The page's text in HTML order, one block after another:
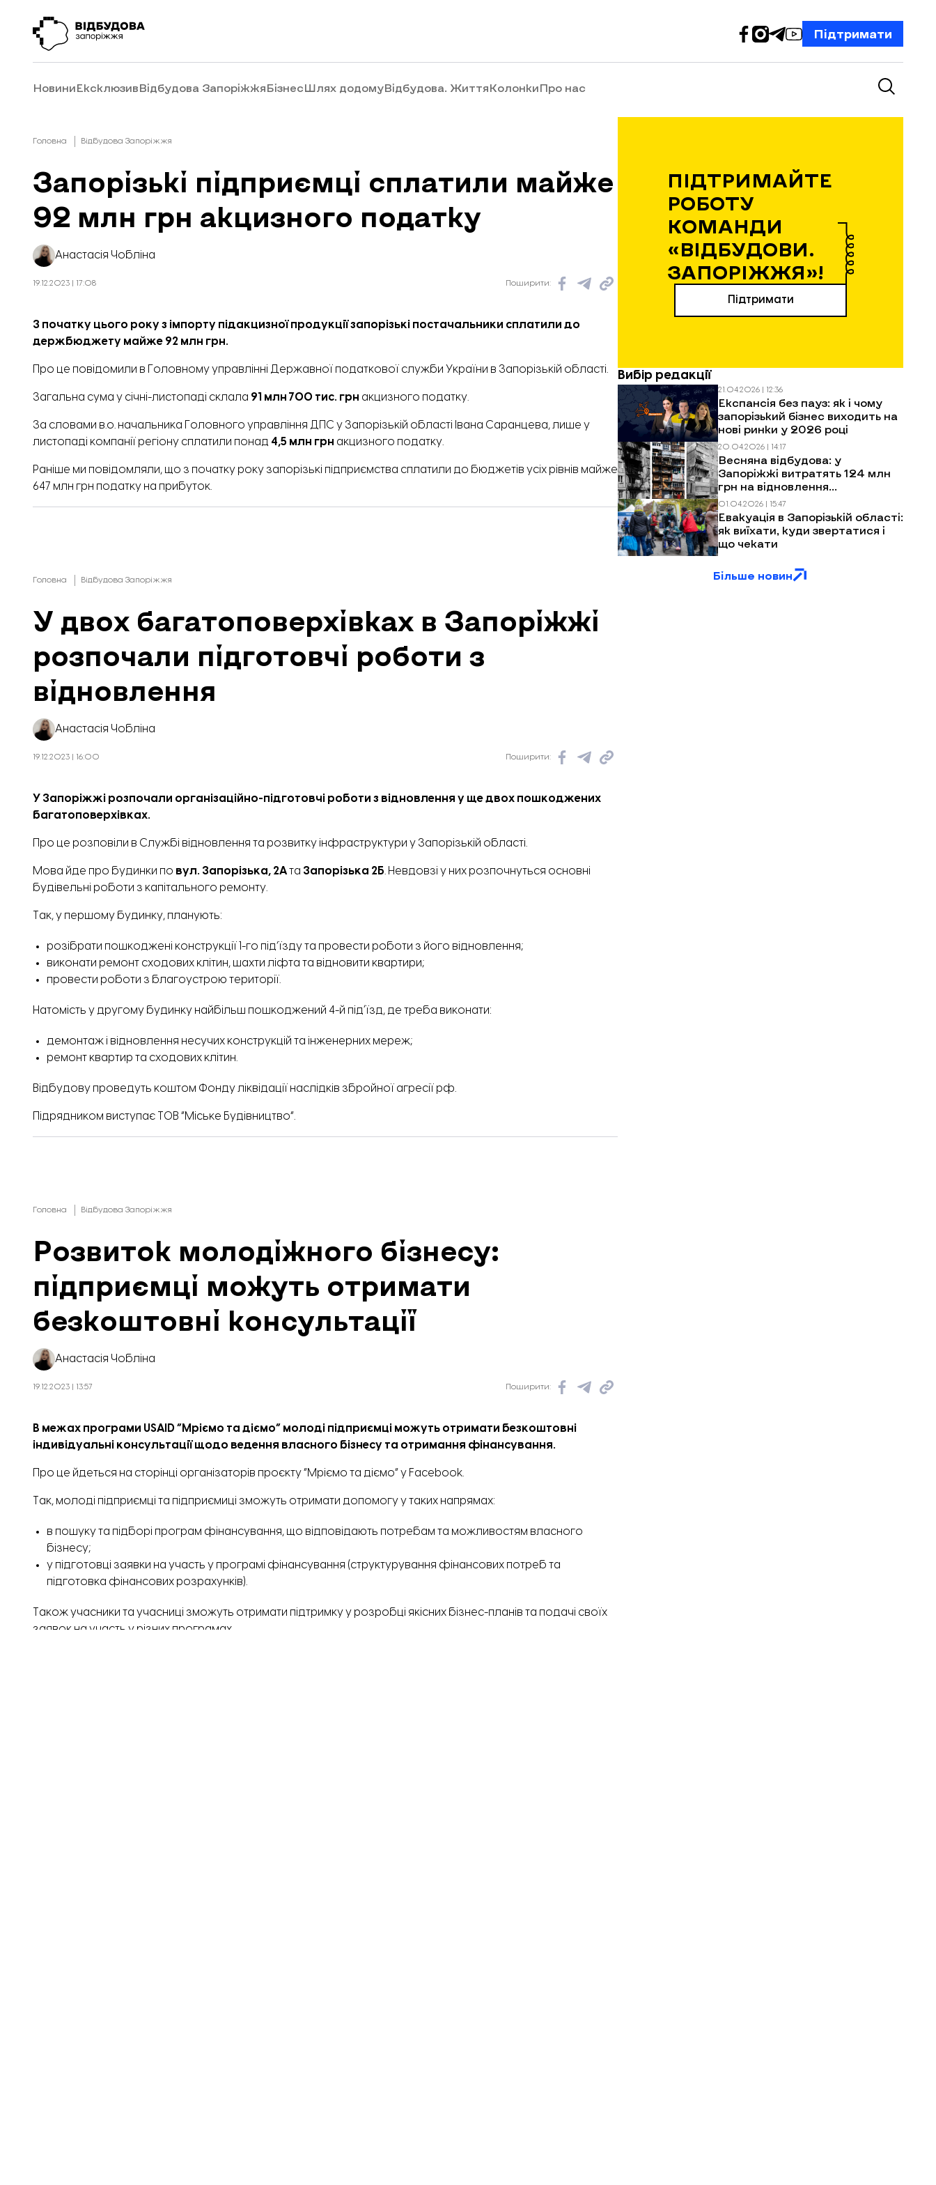
Підтримати
НовиниЕксклюзивВідбудова ЗапоріжжяБізнесШлях додомуВідбудова. ЖиттяКолонкиПро нас
Головна Відбудова Запоріжжя
Запорізькі підприємці сплатили майже
92 млн грн акцизного податку
Анастасія Чобліна
19.12.2023 | 17:08 Поширити:
З початку цього року з імпорту підакцизної продукції запорізькі постачальники сплатили до
держбюджету майже 92 млн грн.
Про це повідомили в Головному управлінні Державної податкової служби України в Запорізькій області.
Загальна сума у січні-листопаді склала 91 млн 700 тис. грн акцизного податку.
За словами в.о. начальника Головного управління ДПС у Запорізькій області Івана Саранцева, лише у
листопаді компанії регіону сплатили понад 4,5 млн грн акцизного податку.
Раніше ми повідомляли, що з початку року запорізькі підприємства сплатили до бюджетів усіх рівнів майже
647 млн грн податку на прибуток.
Головна Відбудова Запоріжжя
У двох багатоповерхівках в Запоріжжі
розпочали підготовчі роботи з
відновлення
Анастасія Чобліна
19.12.2023 | 16:00 Поширити:
У Запоріжжі розпочали організаційно-підготовчі роботи з відновлення у ще двох пошкоджених
багатоповерхівках.
Про це розповіли в Службі відновлення та розвитку інфраструктури у Запорізькій області.
Мова йде про будинки по вул. Запорізька, 2Ата Запорізька 2Б. Невдовзі у них розпочнуться основні
будівельні роботи з капітального ремонту.
Так, у першому будинку, планують:
розібрати пошкоджені конструкції 1-го під’їзду та провести роботи з його відновлення;
виконати ремонт сходових клітин, шахти ліфта та відновити квартири;
провести роботи з благоустрою території.
Натомість у другому будинку найбільш пошкоджений 4-й підʼїзд, де треба виконати:
демонтаж і відновлення несучих конструкцій та інженерних мереж;
ремонт квартир та сходових клітин.
Відбудову проведуть коштом Фонду ліквідації наслідків збройної агресії рф.
Підрядником виступає ТОВ “Міське Будівництво”.
Головна Відбудова Запоріжжя
Розвиток молодіжного бізнесу:
підприємці можуть отримати
безкоштовні консультації
Анастасія Чобліна
19.12.2023 | 13:57 Поширити:
В межах програми USAID “Мріємо та діємо” молоді підприємці можуть отримати безкоштовні
індивідуальні консультації щодо ведення власного бізнесу та отримання фінансування.
Про це йдеться на сторінці організаторів проєкту “Мріємо та діємо” у Facebook.
Так, молоді підприємці та підприємиці зможуть отримати допомогу у таких напрямах:
в пошуку та підборі програм фінансування, що відповідають потребам та можливостям власного
бізнесу;
у підготовці заявки на участь у програмі фінансування (структурування фінансових потреб та
підготовка фінансових розрахунків).
Також учасники та учасниці зможуть отримати підтримку у розробці якісних бізнес-планів та подачі своїх
заявок на участь у різних програмах.
ПІДТРИМАЙТЕ
РОБОТУ
КОМАНДИ
«ВІДБУДОВИ.
ЗАПОРІЖЖЯ»!
Підтримати
Вибір редакції
21.04.2026 | 12:36
Експансія без пауз: як і чому
запорізький бізнес виходить на
нові ринки у 2026 році
20.04.2026 | 14:17
Весняна відбудова: у
Запоріжжі витратять 124 млн
грн на відновлення
багатоповерхівок після
обстрілів
01.04.2026 | 15:47
Евакуація в Запорізькій області:
як виїхати, куди звертатися і
що чекати
Більше новин